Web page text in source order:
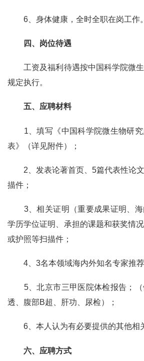
6 、身体健康，全时全职在岗工作。
四、岗位待遇
工资及福利待遇按中国科学院微
规定执行。
五、应聘材料
1
、填写《中国科学院微生物研
表》（详见附件）；
2 、发表论著首页、 5篇代表性论
描件；
3、相关证明（重要成果证明、海
学历学位证明、承担的课题和获奖情
或护照等扫描件；
4 3名本领域海内外知名专家推荐
5、北京市三甲医院体检报告；
透、腹部B超、肝功、尿检）；
6 、本人认为有必要提供的其他相
六、应聘方式